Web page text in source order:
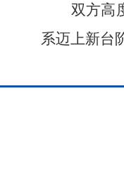
双方高
系迈上新台